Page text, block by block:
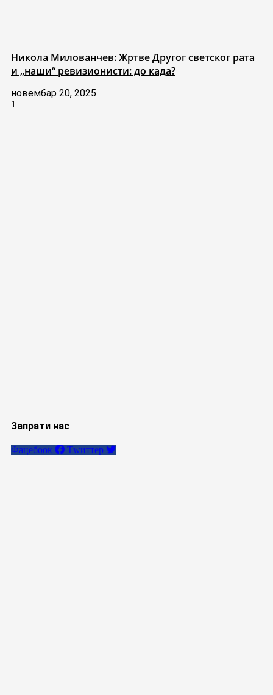
Никола Милованчев: Жртве Другог светског рата
и „наши“ ревизионисти: до када?
новембар 20, 2025
Запрати нас
Фацебоок Тwиттер